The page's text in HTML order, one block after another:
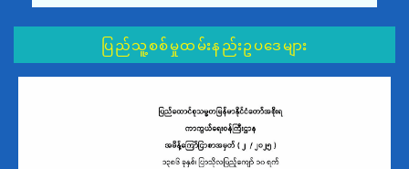
ပြည်သူ့စစ်မှုထမ်းနည်းဥပဒေများ